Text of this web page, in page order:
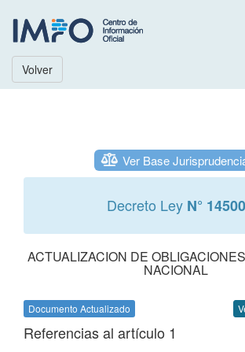
Volver
Ver Base
Decreto Ley N° 14500
ACTUALIZACION DE
NACIONAL
Documento Actualizado
Referencias al artículo 1